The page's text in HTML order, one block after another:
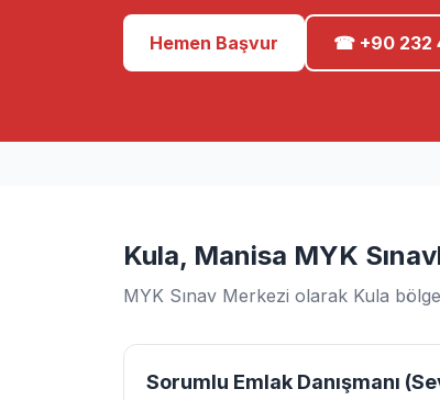
Hemen Başvur ☎ +90 232
Kula, Manisa MYK
MYK Sınav Merkezi olarak Kula
Sorumlu Emlak Danışmanı